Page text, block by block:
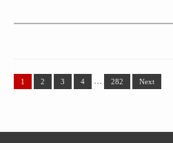
1 2 3 4 282 Next